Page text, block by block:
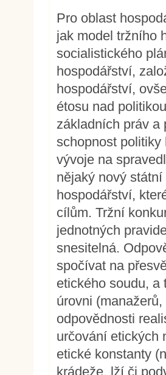
Pro oblast
jak model tržního
socialistického
hospodářství,
hospodářství,
étosu nad
základních práv a
schopnost
vývoje na
nějaký nový
hospodářství,
cílům. Tržní
jednotných
snesitelná.
spočívat na
etického soudu, a
úrovni
odpovědnosti
určování etických
etické konstanty
krádeže, lží či